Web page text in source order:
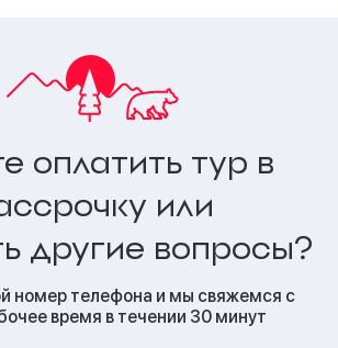
оплатить тур в
или
другие вопросы?
номер телефона и мы свяжемся с
время в течении 30 минут